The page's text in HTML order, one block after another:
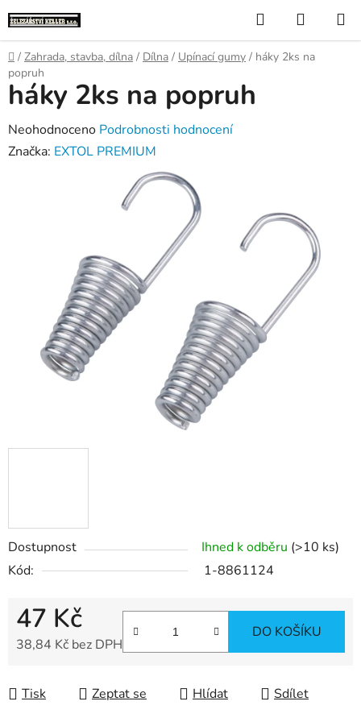
na
obsah
Hledat
KOŠÍK
Domů
/ Zahrada, stavba, dílna / Dílna / Upínací gumy / háky 2ks na
popruh
Dostupnost Ihned k odběru (>10 ks)
Kód:
1-8861124
47 Kč
38,84 Kč bez DPH
DO KOŠÍKU
Tisk Zeptat se Hlídat Sdílet
háky 2ks na popruh
Průměrné
hodnocení
Neohodnoceno Podrobnosti hodnocení
Značka: EXTOL PREMIUM